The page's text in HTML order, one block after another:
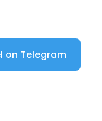
on Telegram